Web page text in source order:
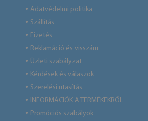
● Adatvédelmi politika
● Szállítás
● Fizetés
● Reklamáció és visszáru
● Üzleti szabályzat
● Kérdések és válaszok
● Szerelési utasítás
● INFORMÁCIÓK A TERMÉKEKRŐL
● Promóciós szabályok